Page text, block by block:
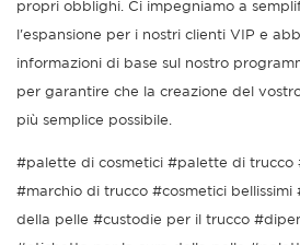
propri obblighi. Ci impegniamo a
l'espansione per i nostri clienti VIP e
informazioni di base sul nostro
per garantire che la creazione del
più semplice possibile.
#palette di cosmetici #palette di trucco
#marchio di trucco #cosmetici
della pelle #custodie per il trucco